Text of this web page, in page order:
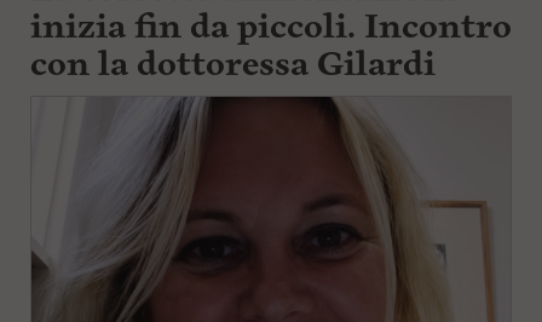
inizia fin da piccoli. Incontro
con la dottoressa Gilardi